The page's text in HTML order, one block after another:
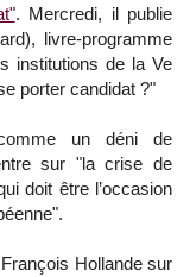
. Mercredi, il publie
livre-programme
institutions de la Ve
porter candidat ?"
un déni de
sur "la crise de
doit être l’occasion
Hollande sur